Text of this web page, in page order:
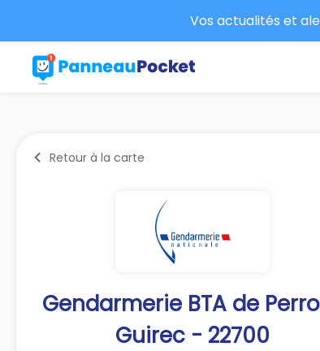
Vos actualités et
Retour à la carte
Gendarmerie BTA de
Guirec - 22700